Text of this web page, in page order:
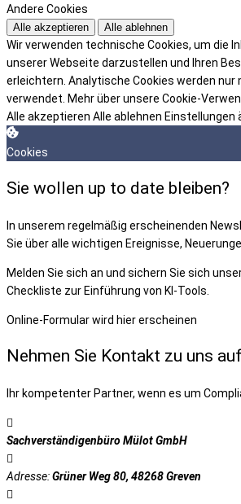
Andere Cookies
Alle akzeptieren Alle ablehnen
Wir verwenden technische Cookies, um die
unserer Webseite darzustellen und Ihren
erleichtern. Analytische Cookies werden
verwendet. Mehr über unsere Cookie-
Alle akzeptieren Alle ablehnen Einstellungen
Cookies
Sie wollen up to date bleiben?
In unserem regelmäßig erscheinenden
Sie über alle wichtigen Ereignisse,
Melden Sie sich an und sichern Sie sich
Checkliste zur Einführung von KI-Tools.
Online-Formular wird hier erscheinen
Nehmen Sie Kontakt zu uns auf
Ihr kompetenter Partner, wenn es um
Sachverständigenbüro Mülot GmbH
Adresse:Grüner Weg 80, 48268 Greven